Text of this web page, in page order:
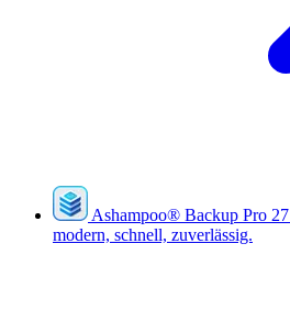
Ashampoo® Backup Pro 27
modern, schnell, zuverlässig.